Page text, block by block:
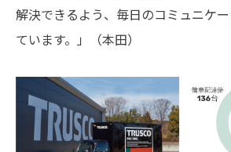
解決できるよう、毎日のコミュニケ
ています。」（本田）